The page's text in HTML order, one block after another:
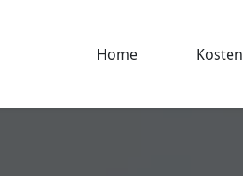
Home Kosten